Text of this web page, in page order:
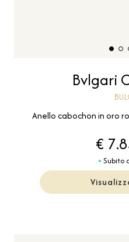
Bvlgari
Anello cabochon in oro
€
Subito